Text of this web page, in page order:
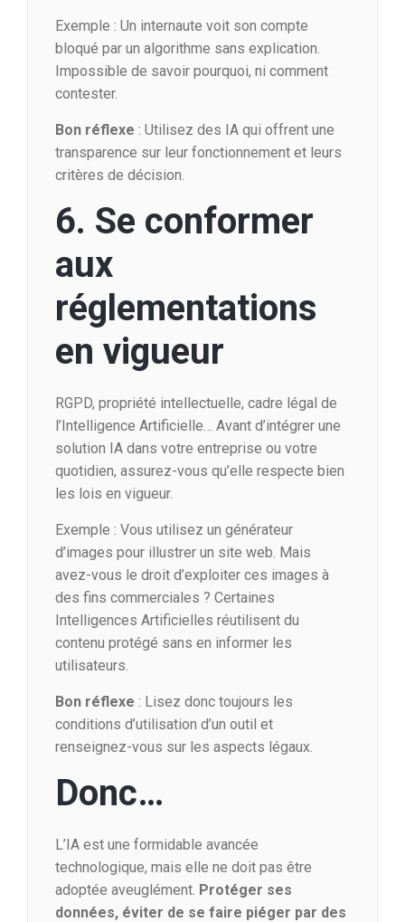
Exemple : Un internaute voit son compte
bloqué par un algorithme sans explication.
Impossible de savoir pourquoi, ni comment
contester.
Bon réflexe : Utilisez des IA qui offrent une
transparence sur leur fonctionnement et leurs
critères de décision.
6. Se conformer
aux
réglementations
en vigueur
RGPD, propriété intellectuelle, cadre légal de
l’Intelligence Artificielle… Avant d’intégrer une
solution IA dans votre entreprise ou votre
quotidien, assurez-vous qu’elle respecte bien
les lois en vigueur.
Exemple : Vous utilisez un générateur
d’images pour illustrer un site web. Mais
avez-vous le droit d’exploiter ces images à
des fins commerciales ? Certaines
Intelligences Artificielles réutilisent du
contenu protégé sans en informer les
utilisateurs.
Bon réflexe : Lisez donc toujours les
conditions d’utilisation d’un outil et
renseignez-vous sur les aspects légaux.
Donc…
L’IA est une formidable avancée
technologique, mais elle ne doit pas être
adoptée aveuglément. Protéger ses
données, éviter de se faire piéger par des